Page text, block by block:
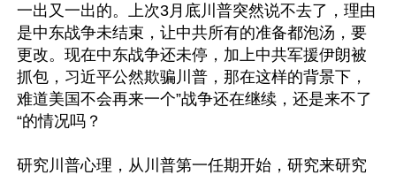
一出又一出的。上次3月底川普突然说不去了，理由
是中东战争未结束，让中共所有的准备都泡汤，要
更改。现在中东战争还未停，加上中共军援伊朗被
抓包，习近平公然欺骗川普，那在这样的背景下，
难道美国不会再来一个”战争还在继续，还是来不了
“的情况吗？
研究川普心理，从川普第一任期开始，研究来研究